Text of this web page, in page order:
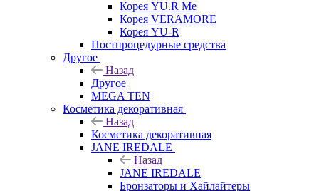
Корея YU.R Me
Корея VERAMORE
Корея YU-R
Постпроцедурные средства
Другое
Назад
Другое
MEGA TEN
Косметика декоративная
Назад
Косметика декоративная
JANE IREDALE
Назад
JANE IREDALE
Бронзаторы и Хайлайтеры